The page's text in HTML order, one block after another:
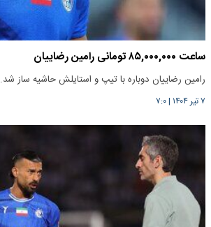
ساعت ۸۵,۰۰۰,۰۰۰ تومانی رامین رضاییان
رامین رضاییان دوباره با تیپ و استایلش حاشیه ساز شد.
۷ تیر ۱۴۰۴ |۷:۰